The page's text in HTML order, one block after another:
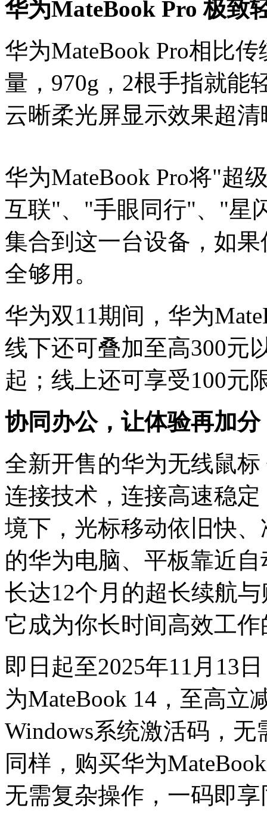
华为MateBook Pro 极致
华为MateBook Pro相比
量，970g，2根手指就能
云晰柔光屏显示效果超清
华为MateBook Pro将"超
互联"、"手眼同行"、"星
集合到这一台设备，如
全够用。
华为双11期间，华为
线下还可叠加至高300元
起；线上还可享受100元
协同办公，让体验再加分
全新开售的华为无线鼠
连接技术，连接高速稳
境下，光标移动依旧快
的华为电脑、平板靠近
长达12个月的超长续航
它成为你长时间高效工
即日起至2025年11月13
为MateBook 14，至高立
Windows系统激活码，
同样，购买华为
无需复杂操作，一码即